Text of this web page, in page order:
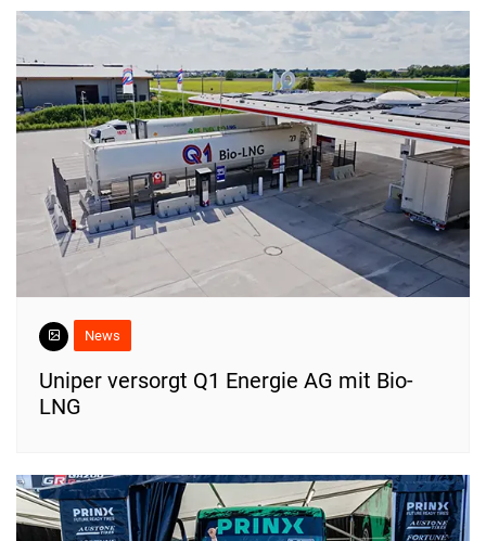
News
Uniper versorgt Q1 Energie AG mit Bio-
LNG